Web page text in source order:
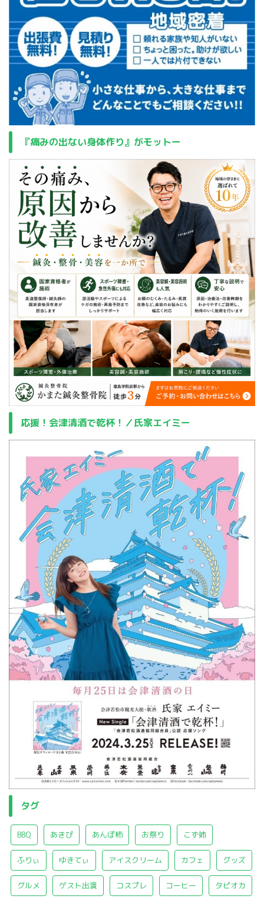
『痛みの出ない身体作り』がモットー
応援！会津清酒で乾杯！／氏家エイミー
タグ
BBQ あきぴ あんぽ柿 お祭り こず姉
ふりぃ ゆきてぃ アイスクリーム カフェ グッズ
グルメ ゲスト出演 コスプレ コーヒー タピオカ